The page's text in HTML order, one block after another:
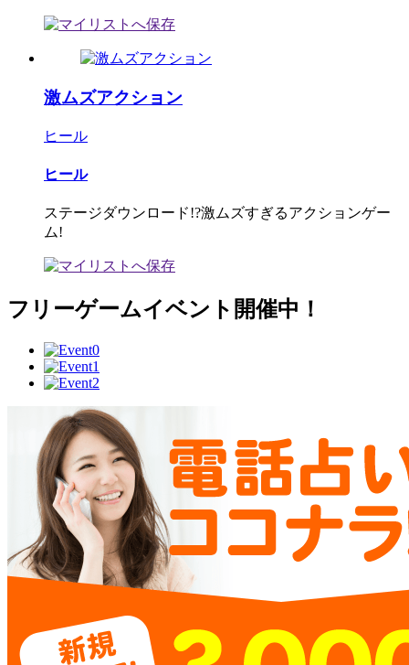
激ムズアクション
ヒール
ヒール
ステージダウンロード!?激ムズすぎるアクションゲー
ム!
フリーゲームイベント開催中！